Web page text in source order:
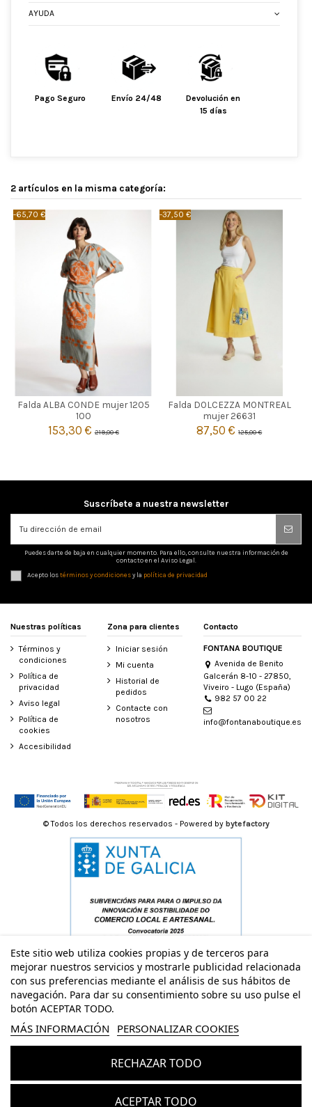
AYUDA
Pago Seguro Envío 24/48
Devolución en
15 días
2 artículos en la misma categoría:
-65,70 €
Falda ALBA CONDE mujer 1205
100
153,30 €219,00 €
TOPO
46

-37,50 €
Falda DOLCEZZA MONTREAL
mujer 26631
87,50 €125,00 €
M L

Suscríbete a nuestra newsletter
Puedes darte de baja en cualquier momento. Para ello, consulte nuestra información de
contacto en el Aviso Legal.
Acepto lostérminos y condicionesy la política de privacidad
Nuestras políticas
Términos y
condiciones
Política de
privacidad
Aviso legal
Política de
cookies
Accesibilidad
Zona para clientes
Iniciar sesión
Mi cuenta
Historial de
pedidos
Contacte con
nosotros
Contacto
FONTANA BOUTIQUE
Avenida de Benito
Galcerán 8-10 - 27850,
Viveiro - Lugo (España)
982 57 00 22
info@fontanaboutique.es
Este sitio web utiliza cookies propias y de terceros para
mejorar nuestros servicios y mostrarle publicidad relacionada
con sus preferencias mediante el análisis de sus hábitos de
navegación. Para dar su consentimiento sobre su uso pulse el
botón ACEPTAR TODO.
MÁS INFORMACIÓN PERSONALIZAR COOKIES
RECHAZAR TODO
ACEPTAR TODO
© Todos los derechos reservados - Powered by bytefactory